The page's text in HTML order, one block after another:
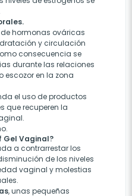
hormonas ováricas
y circulación
consecuencia se
durante las relaciones
escozor en la zona
el uso de productos
que recuperen la
Gel Vaginal?
a contrarrestar los
de los niveles
vaginal y molestias
, unas pequeñas